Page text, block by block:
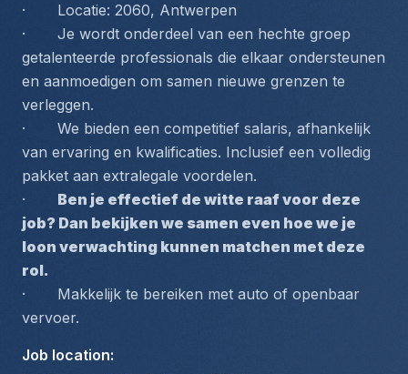
·       Locatie: 2060, Antwerpen
·       Je wordt onderdeel van een hechte groep
getalenteerde professionals die elkaar ondersteunen
en aanmoedigen om samen nieuwe grenzen te
verleggen.
·       We bieden een competitief salaris, afhankelijk
van ervaring en kwalificaties. Inclusief een volledig
pakket aan extralegale voordelen.
· Ben je effectief de witte raaf voor deze
job? Dan bekijken we samen even hoe we je
loon verwachting kunnen matchen met deze
rol.
·       Makkelijk te bereiken met auto of openbaar
vervoer.
Job location: